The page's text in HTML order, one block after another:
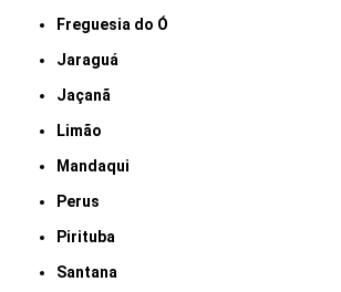
Freguesia do Ó
Jaraguá
Jaçanã
Limão
Mandaqui
Perus
Pirituba
Santana